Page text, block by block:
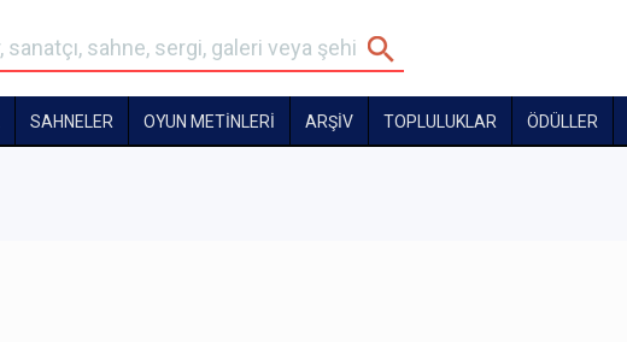
SAHNELER OYUN METİNLERİ ARŞİV TOPLULUKLAR ÖDÜLLER